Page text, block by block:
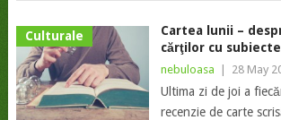
Culturale
Cartea lunii –
cărţilor cu
nebuloasa 28 May
Ultima zi de joi a
recenzie de carte